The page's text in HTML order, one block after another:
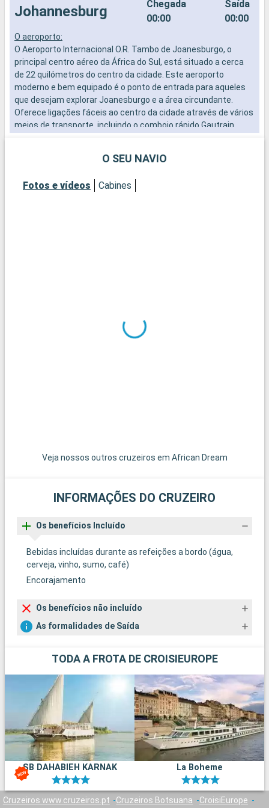
Johannesburg
Chegada
00:00
Saída
00:00
O aeroporto:
O Aeroporto Internacional O.R. Tambo de Joanesburgo, o
principal centro aéreo da África do Sul, está situado a cerca
de 22 quilómetros do centro da cidade. Este aeroporto
moderno e bem equipado é o ponto de entrada para aqueles
que desejam explorar Joanesburgo e a área circundante.
Oferece ligações fáceis ao centro da cidade através de vários
meios de transporte, incluindo o comboio rápido Gautrain,
Joanesburgo, apelidada de "Jozi", é um caldeirão cultural e
O que visitar na área circundante
A área ao redor de Joanesburgo oferece uma variedade de
O SEU NAVIO
Fotos e vídeos Cabines
Veja nossos outros cruzeiros em African Dream
INFORMAÇÕES DO CRUZEIRO
Os benefícios Incluído
Bebidas incluídas durante as refeições a bordo (água,
cerveja, vinho, sumo, café)
Encorajamento
Os benefícios não incluído
As formalidades de Saída
TODA A FROTA DE CROISIEUROPE
SB DAHABIEH KARNAK La Boheme
Cruzeiros www.cruzeiros.pt Cruzeiros Botsuana CroisiEurope